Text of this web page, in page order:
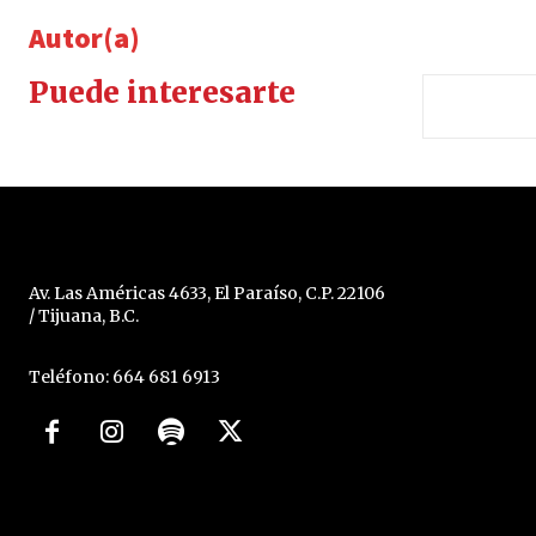
Autor(a)
Puede interesarte
Av. Las Américas 4633, El Paraíso, C.P. 22106
/ Tijuana, B.C.
Teléfono: 664 681 6913